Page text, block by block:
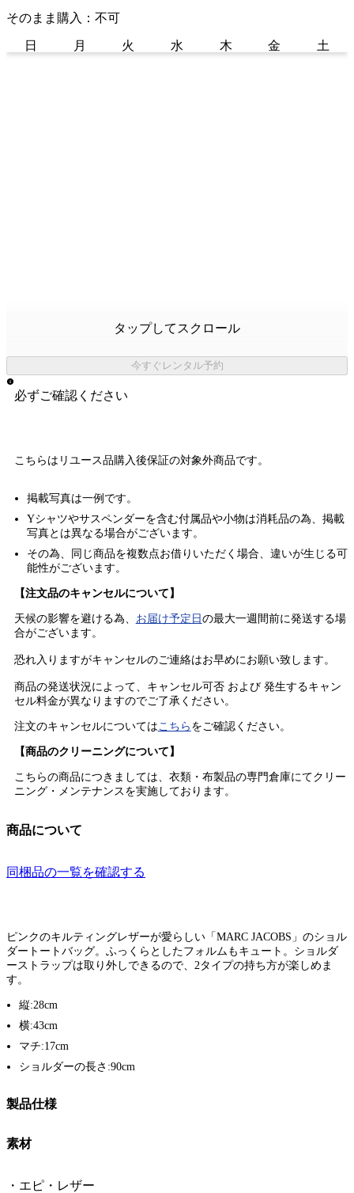
そのまま購入：不可
日 月 火 水 木 金 土
タップしてスクロール
今すぐレンタル予約
必ずご確認ください
こちらはリユース品購入後保証の対象外商品です。
掲載写真は一例です。
Yシャツやサスペンダーを含む付属品や小物は消耗品の為、掲載
写真とは異なる場合がございます。
その為、同じ商品を複数点お借りいただく場合、違いが生じる可
能性がございます。
【注文品のキャンセルについて】
天候の影響を避ける為、 お届け予定日 の最大一週間前に発送する場
合がございます。
恐れ入りますがキャンセルのご連絡はお早めにお願い致します。
商品の発送状況によって、キャンセル可否 および 発生するキャン
セル料金が異なりますのでご了承ください。
注文のキャンセルについてはこちら をご確認ください。
【商品のクリーニングについて】
こちらの商品につきましては、衣類・布製品の専門倉庫にてクリー
ニング・メンテナンスを実施しております。
商品について
同梱品の一覧を確認する
ピンクのキルティングレザーが愛らしい「MARC JACOBS」のショル
ダートートバッグ。ふっくらとしたフォルムもキュート。ショルダ
ーストラップは取り外しできるので、2タイプの持ち方が楽しめま
す。
縦:28cm
横:43cm
マチ:17cm
ショルダーの長さ:90cm
製品仕様
素材
・エピ・レザー